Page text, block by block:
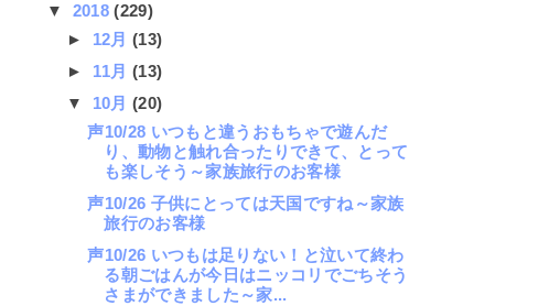
▼ 2018(229)
► 12月(13)
► 11月(13)
▼ 10月(20)
声10/28 いつもと違うおもちゃで遊んだ
り、動物と触れ合ったりできて、とって
も楽しそう～家族旅行のお客様
声10/26 子供にとっては天国ですね～家族
旅行のお客様
声10/26 いつもは足りない！と泣いて終わ
る朝ごはんが今日はニッコリでごちそう
さまができました～家...